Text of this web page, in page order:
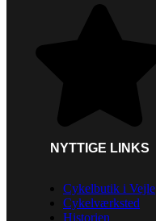
NYTTIGE LINKS
Cykelbutik i Vejle
Cykelværksted
Historien